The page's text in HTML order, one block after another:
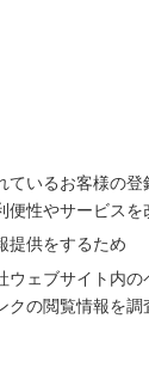
いるお客様の
便性やサービスを
提供をするため
ェブサイト内
クの閲覧情報を調